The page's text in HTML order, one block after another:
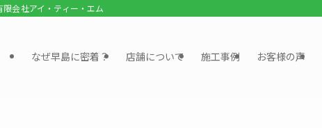
会社アイ・ティー・エム
なぜ早島に密着？ 店舗について 施工事例 お客様の声